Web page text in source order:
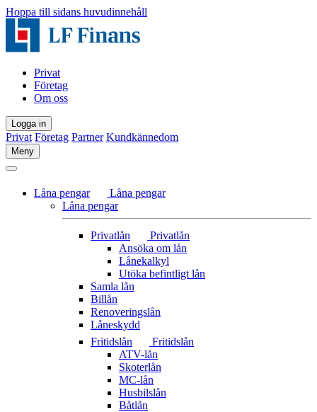
Hoppa till sidans huvudinnehåll
Privat
Företag
Om oss
Logga in
Privat Företag Partner Kundkännedom
Meny
Låna pengar
Låna pengar
Låna pengar
Privatlån
Privatlån
Ansöka om lån
Lånekalkyl
Utöka befintligt lån
Samla lån
Billån
Renoveringslån
Låneskydd
Fritidslån
Fritidslån
ATV-lån
Skoterlån
MC-lån
Husbilslån
Båtlån